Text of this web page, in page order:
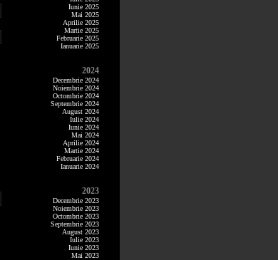
Iunie 2025
Mai 2025
Aprilie 2025
Martie 2025
Februarie 2025
Ianuarie 2025
2024
Decembrie 2024
Noiembrie 2024
Octombrie 2024
Septembrie 2024
August 2024
Iulie 2024
Iunie 2024
Mai 2024
Aprilie 2024
Martie 2024
Februarie 2024
Ianuarie 2024
2023
Decembrie 2023
Noiembrie 2023
Octombrie 2023
Septembrie 2023
August 2023
Iulie 2023
Iunie 2023
Mai 2023